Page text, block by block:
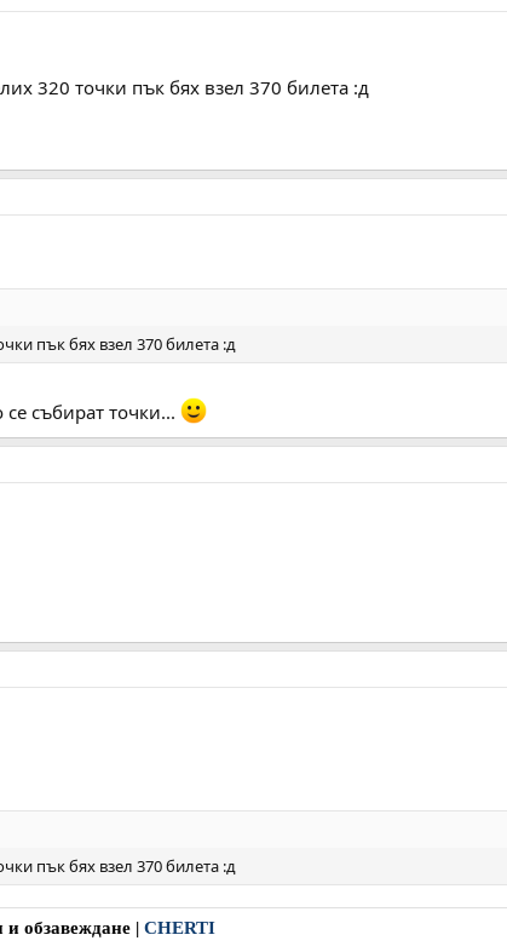
320 точки пък бях взел 370 билета :д
пък бях взел 370 билета :д
събират точки...
пък бях взел 370 билета :д
и обзавеждане | CHERTI